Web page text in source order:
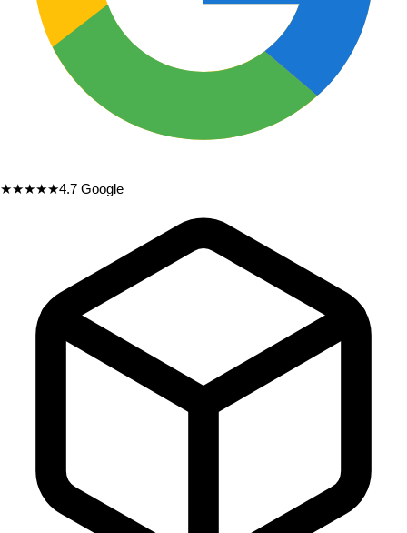
★★★★★4.7 Google